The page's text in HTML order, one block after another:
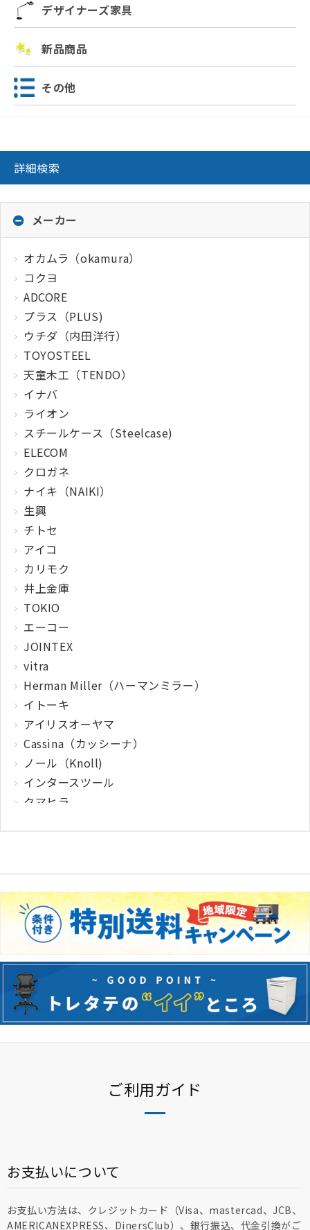
デザイナーズ家具
新品商品
その他
詳細検索
メーカー
オカムラ（okamura）
コクヨ
ADCORE
プラス（PLUS)
ウチダ（内田洋行）
TOYOSTEEL
天童木工（TENDO）
イナバ
ライオン
スチールケース（Steelcase)
ELECOM
クロガネ
ナイキ（NAIKI）
生興
チトセ
アイコ
カリモク
井上金庫
TOKIO
エーコー
JOINTEX
vitra
Herman Miller（ハーマンミラー）
イトーキ
アイリスオーヤマ
Cassina（カッシーナ）
ノール（Knoll)
インタースツール
クマヒラ
その他メーカー
ご利用ガイド
お支払いについて
お支払い方法は、クレジットカード（Visa、mastercad、JCB、
AMERICANEXPRESS、DinersClub）、銀行振込、代金引換がご